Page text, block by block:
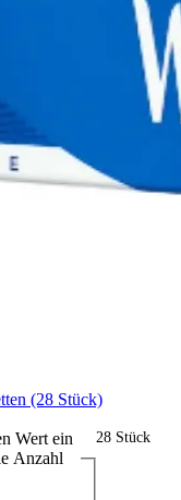
(28 Stück)
28 Stück
Wert ein
Anzahl